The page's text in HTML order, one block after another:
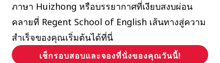
ภาษา Huizhong หรือบรรยากาศที่เงียบสงบผ่อน
คลายที่ Regent School of English เส้นทางสู่ความ
สำเร็จของคุณเริ่มต้นได้ที่นี่
เช็กรอบสอบและจองที่นั่งของคุณวันนี้!